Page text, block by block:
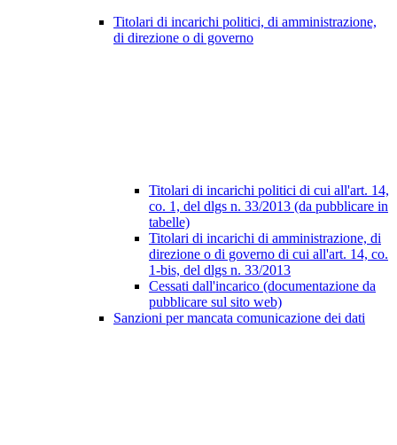
Titolari di incarichi politici, di amministrazione,
di direzione o di governo
Titolari di incarichi politici di cui all'art. 14,
co. 1, del dlgs n. 33/2013 (da pubblicare in
tabelle)
Titolari di incarichi di amministrazione, di
direzione o di governo di cui all'art. 14, co.
1-bis, del dlgs n. 33/2013
Cessati dall'incarico (documentazione da
pubblicare sul sito web)
Sanzioni per mancata comunicazione dei dati